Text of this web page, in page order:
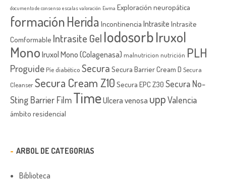
documento de consenso escalas valoración Ewma Exploración neuropática
formaciónHerida Incontinencia Intrasite Intrasite
Comformable Intrasite Gel IodosorbIruxol
MonoIruxol Mono (Colagenasa) malnutricion nutrición PLH
Proguide Píe diabético Secura Secura Barrier Cream D Secura
CleanserSecura Cream Z10 Secura EPC Z30 Secura No-
Sting Barrier FilmTimeUlcera venosa uppValencia
ámbito residencial
ARBOL DE CATEGORIAS
Biblioteca